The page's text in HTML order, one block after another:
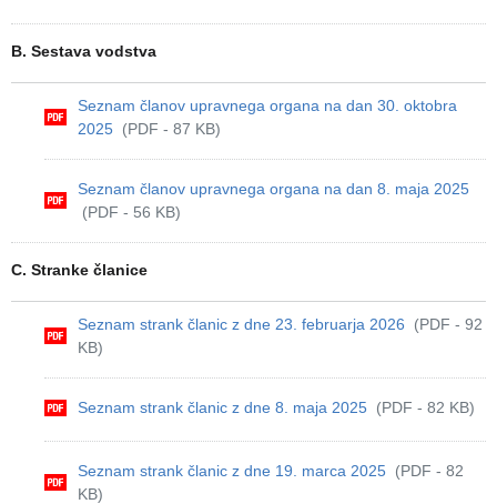
B. Sestava vodstva
Seznam članov upravnega organa na dan 30. oktobra
2025 (PDF - 87 KB)
Seznam članov upravnega organa na dan 8. maja 2025
(PDF - 56 KB)
C. Stranke članice
Seznam strank članic z dne 23. februarja 2026
(PDF - 92
KB)
Seznam strank članic z dne 8. maja 2025 (PDF - 82 KB)
Seznam strank članic z dne 19. marca 2025 (PDF - 82
KB)